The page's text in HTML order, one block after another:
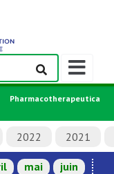
Afficher/
la
de
navigation
Pharmacotherapeutica
2022 2021
mai
juin